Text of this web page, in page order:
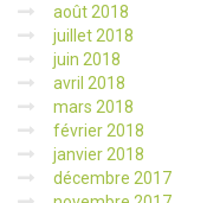
août 2018
juillet 2018
juin 2018
avril 2018
mars 2018
février 2018
janvier 2018
décembre 2017